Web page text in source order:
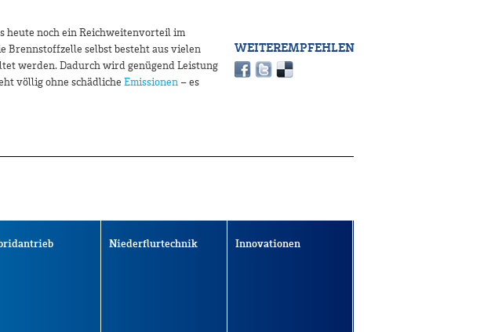
heute noch ein Reichweitenvorteil im
Brennstoffzelle selbst besteht aus vielen
werden. Dadurch wird genügend Leistung
völlig ohne schädliche Emissionen– es
WEITEREMPFEHLEN
Niederflurtechnik Innovationen